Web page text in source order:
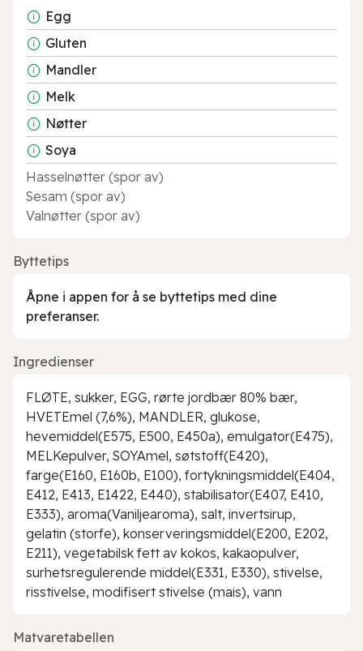
Egg
Gluten
Mandler
Melk
Nøtter
Soya
Hasselnøtter (spor av)
Sesam (spor av)
Valnøtter (spor av)
Byttetips
Åpne i appen for å se byttetips med dine
preferanser.
Ingredienser
FLØTE, sukker, EGG, rørte jordbær 80% bær,
HVETEmel (7,6%), MANDLER, glukose,
hevemiddel(E575, E500, E450a), emulgator(E475),
MELKepulver, SOYAmel, søtstoff(E420),
farge(E160, E160b, E100), fortykningsmiddel(E404,
E412, E413, E1422, E440), stabilisator(E407, E410,
E333), aroma(Vaniljearoma), salt, invertsirup,
gelatin (storfe), konserveringsmiddel(E200, E202,
E211), vegetabilsk fett av kokos, kakaopulver,
surhetsregulerende middel(E331, E330), stivelse,
risstivelse, modifisert stivelse (mais), vann
Matvaretabellen